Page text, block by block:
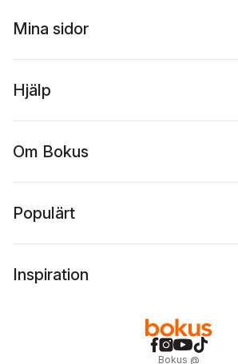
Mina sidor
Hjälp
Om Bokus
Populärt
Inspiration
Bokus @